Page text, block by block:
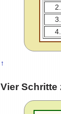
2.
3.
4.
↑
Vier Schritte